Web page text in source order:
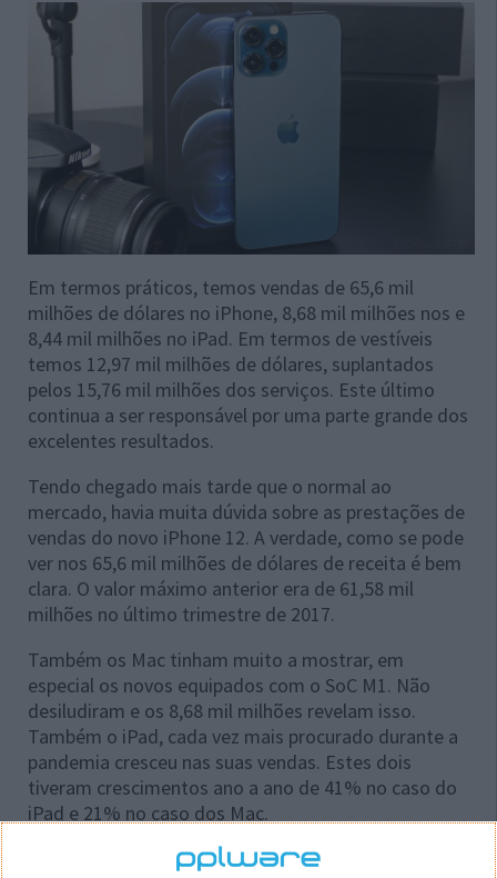
Em termos práticos, temos vendas de 65,6 mil
milhões de dólares no iPhone, 8,68 mil milhões nos e
8,44 mil milhões no iPad. Em termos de vestíveis
temos 12,97 mil milhões de dólares, suplantados
pelos 15,76 mil milhões dos serviços. Este último
continua a ser responsável por uma parte grande dos
excelentes resultados.
Tendo chegado mais tarde que o normal ao
mercado, havia muita dúvida sobre as prestações de
vendas do novo iPhone 12. A verdade, como se pode
ver nos 65,6 mil milhões de dólares de receita é bem
clara. O valor máximo anterior era de 61,58 mil
milhões no último trimestre de 2017.
Também os Mac tinham muito a mostrar, em
especial os novos equipados com o SoC M1. Não
desiludiram e os 8,68 mil milhões revelam isso.
Também o iPad, cada vez mais procurado durante a
pandemia cresceu nas suas vendas. Estes dois
tiveram crescimentos ano a ano de 41% no caso do
iPad e 21% no caso dos Mac.